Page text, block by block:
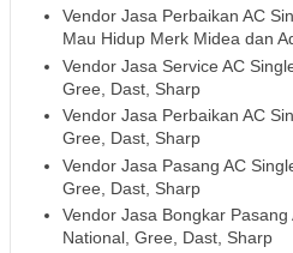
Vendor Jasa Perbaikan AC
Mau Hidup Merk Midea dan
Vendor Jasa Service AC
Gree, Dast, Sharp
Vendor Jasa Perbaikan AC
Gree, Dast, Sharp
Vendor Jasa Pasang AC
Gree, Dast, Sharp
Vendor Jasa Bongkar
National, Gree, Dast, Sharp